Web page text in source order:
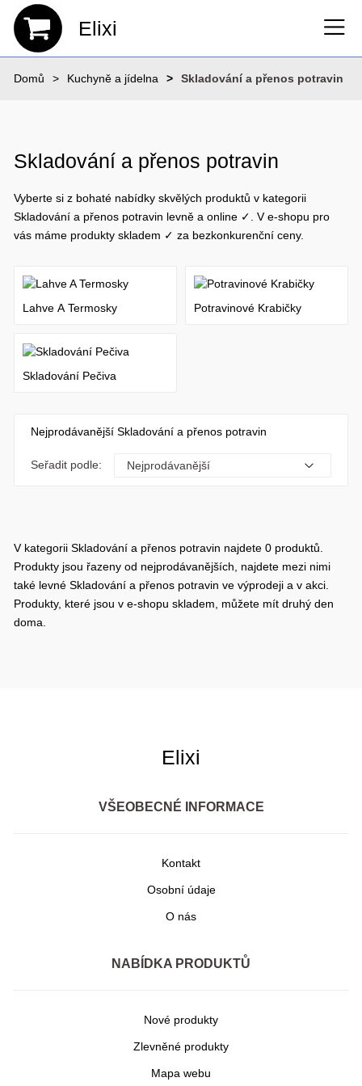
Elixi
Domů Kuchyně a jídelna Skladování a přenos potravin
Skladování a přenos potravin
Vyberte si z bohaté nabídky skvělých produktů v kategorii
Skladování a přenos potravin levně a online ✓. V e-shopu pro
vás máme produkty skladem ✓ za bezkonkurenční ceny.
Lahve A Termosky Potravinové Krabičky
Skladování Pečiva
Nejprodávanější Skladování a přenos potravin
Seřadit podle:
V kategorii Skladování a přenos potravin najdete 0 produktů.
Produkty jsou řazeny od nejprodávanějších, najdete mezi nimi
také levné Skladování a přenos potravin ve výprodeji a v akci.
Produkty, které jsou v e-shopu skladem, můžete mít druhý den
doma.
Elixi
VŠEOBECNÉ INFORMACE
Kontakt
Osobní údaje
O nás
NABÍDKA PRODUKTŮ
Nové produkty
Zlevněné produkty
Mapa webu